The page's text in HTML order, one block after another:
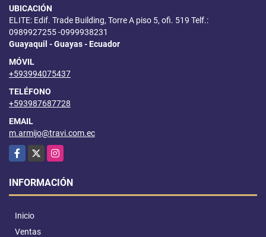
UBICACIÓN
ELITE: Edif. Trade Building, Torre A piso 5, ofi. 519 Telf.:
0989927255 -0999938231
Guayaquil - Guayas - Ecuador
MÓVIL
+593994075437
TELÉFONO
+593987687728
EMAIL
m.armijo@travi.com.ec
Facebook
X Instagram
INFORMACIÓN
Inicio
Ventas